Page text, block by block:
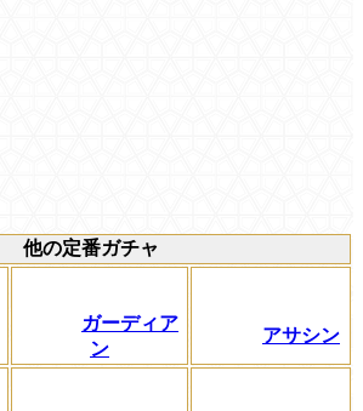
他の定番ガチャ
ガーディア
ン
アサシン